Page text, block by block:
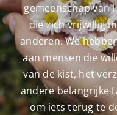
gemeenschap van
die zich vrijwillig
anderen. We
aan mensen die
van de kist, het
andere belangrijke
om iets terug te